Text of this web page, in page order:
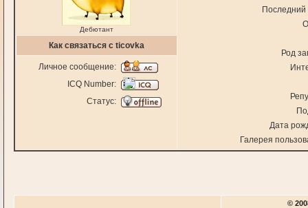
Дебютант
Последний
Род
Дата
Галерея
Как связаться с ticovka
Личное сообщение:
ICQ Number:
Статус:
©